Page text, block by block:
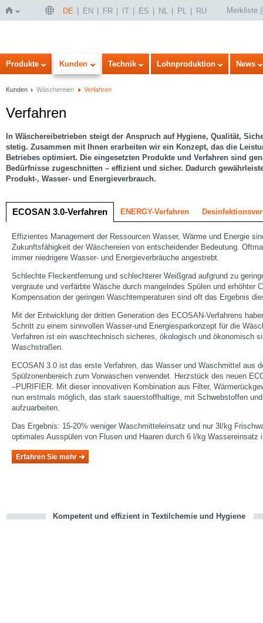
Startseite
DE EN FR IT ES NL PL RU Merkliste (
Produkte Kunden Technik Lohnproduktion News
Kunden Wäschereien Verfahren
Verfahren
In Wäschereibetrieben steigt der Anspruch auf Hygiene, Qualität,
stetig. Zusammen mit Ihnen erarbeiten wir ein Konzept, das die
Betriebes optimiert. Die eingesetzten Produkte und Verfahren sind
Bedürfnisse zugeschnitten – effizient und sicher. Dadurch
Produkt-, Wasser- und Energieverbrauch.
ECOSAN 3.0-Verfahren ENERGY-Verfahren
Effizientes Management der Ressourcen Wasser, Wärme und Energie
Zukunftsfähigkeit der Wäschereien von entscheidender Bedeutung.
immer niedrigere Wasser- und Energieverbräuche angestrebt.
Schlechte Fleckentfernung und schlechterer Weißgrad aufgrund zu
vergraute und verfärbte Wäsche durch mangelndes Spülen und erhöhter
Kompensation der geringen Waschtemperaturen sind oft das Ergebnis
Mit der Entwicklung der dritten Generation des ECOSAN-Verfahrens
Schritt zu einem sinnvollen Wasser-und Energiesparkonzept für die
Verfahren ist ein waschtechnisch sicheres, ökologisch und ökonomisch
Waschstraßen.
ECOSAN 3.0 ist das erste Verfahren, das Wasser und Waschmittel aus
Spülzonenbereich zum Vorwaschen verwendet. Herzstück des neuen
–PURIFIER. Mit dieser innovativen Kombination aus Filter,
nun erstmals möglich, das stark sauerstoffhaltige, mit Schwebstoffen
aufzuarbeiten.
Das Ergebnis: 15-20% weniger Waschmitteleinsatz und nur 3l/kg
optimales Ausspülen von Flusen und Haaren durch 6 l/kg Wassereinsatz
Erfahren Sie mehr
Kompetent und effizient in Textilchemie und Hygiene